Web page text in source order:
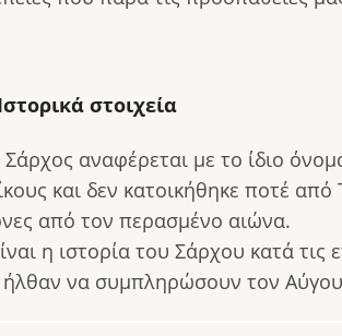
στοιχεία
αναφέρεται με το ίδιο
και δεν κατοικήθηκε ποτέ
από τον περασμένο αιώνα.
η ιστορία του Σάρχου κατά
να συμπληρώσουν τον